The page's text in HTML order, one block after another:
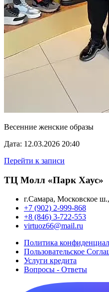
Весенние женские образы
Дата: 12.03.2026 20:40
Перейти к записи
ТЦ Молл «Парк Хаус»
г.Самара, Московское
+7 (902) 2-999-868
+8 (846) 3-722-553
virtuoz66@mail.ru
Политика
Пользовательское
Услуги кредита
Вопросы - Ответы